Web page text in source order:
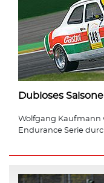
Dubioses
Wolfgang Kaufmann
Endurance Serie